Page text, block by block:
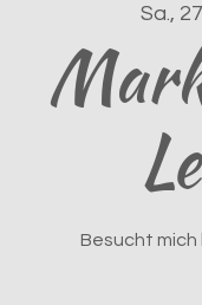
Sa.,
Besucht mich